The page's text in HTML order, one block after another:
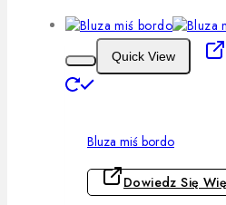
Quick View
Bluza miś bordo
Dowiedz Się